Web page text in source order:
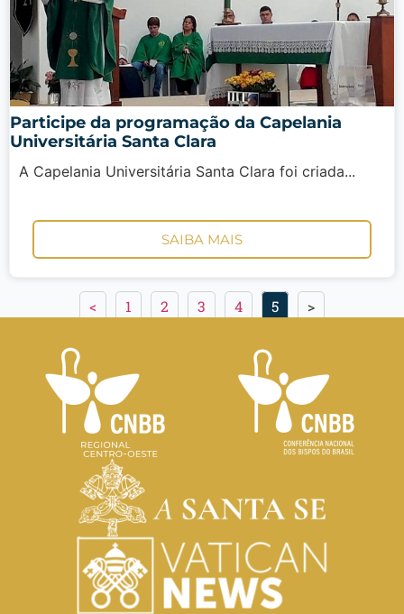
Participe da programação da Capelania
Universitária Santa Clara
A Capelania Universitária Santa Clara foi criada...
SAIBA MAIS
< 1 2 3 4 5 >